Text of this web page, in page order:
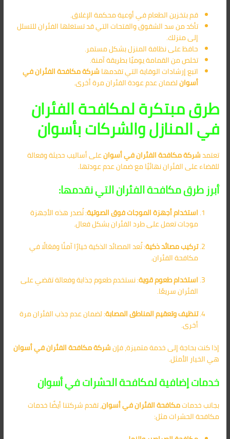
قم بتخزين الطعام في أوعية محكمة الإغلاق.
تأكد من سد الشقوق والفتحات التي قد تستغلها الفئران للتسلل
إلى منزلك.
حافظ على نظافة المنزل بشكل مستمر.
تخلص من القمامة يوميًا بطريقة آمنة.
اتبع إرشادات الوقاية التي تقدمهاشركة مكافحة الفئران في
أسوانلضمان عدم عودة الفئران مرة أخرى.
طرق مبتكرة لمكافحة الفئران
في المنازل والشركات بأسوان
تعتمدشركة مكافحة الفئران في أسوانعلى أساليب حديثة وفعالة
للقضاء على الفئران نهائيًا مع ضمان عدم عودتها.
أبرز طرق مكافحة الفئران التي نقدمها:
استخدام أجهزة الموجات فوق الصوتية: تُصدر هذه الأجهزة
موجات تعمل على طرد الفئران بشكل فعال.
تركيب مصائد ذكية: تُعد المصائد الذكية خيارًا آمنًا وفعّالًا في
مكافحة الفئران.
استخدام طعوم قوية: نستخدم طعوم جذابة وفعالة تقضي على
الفئران سريعًا.
تنظيف وتعقيم المناطق المصابة: لضمان عدم جذب الفئران مرة
أخرى.
إذا كنت بحاجة إلى خدمة متميزة، فإنشركة مكافحة الفئران في أسوان
هي الخيار الأمثل.
خدمات إضافية لمكافحة الحشرات في أسوان
بجانب خدماتمكافحة الفئران في أسوان، تقدم شركتنا أيضًا خدمات
مكافحة الحشرات مثل: